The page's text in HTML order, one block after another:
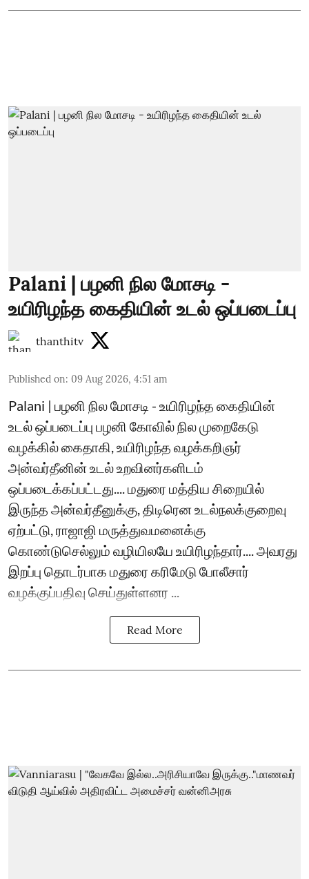
Palani | பழனி நில மோசடி -
உயிரிழந்த கைதியின் உடல் ஒப்படைப்பு
thanthitv
Published on: 09 Aug 2026, 4:51 am
Palani | பழனி நில மோசடி - உயிரிழந்த கைதியின்
உடல் ஒப்படைப்பு பழனி கோவில் நில முறைகேடு
வழக்கில் கைதாகி, உயிரிழந்த வழக்கறிஞர்
அன்வர்தீனின் உடல் உறவினர்களிடம்
ஒப்படைக்கப்பட்டது.... மதுரை மத்திய சிறையில்
இருந்த அன்வர்தீனுக்கு, திடிரென உடல்நலக்குறைவு
ஏற்பட்டு, ராஜாஜி மருத்துவமனைக்கு
கொண்டுசெல்லும் வழியிலயே உயிரிழந்தார்.... அவரது
இறப்பு தொடர்பாக மதுரை கரிமேடு போலீசார்
வழக்குப்பதிவு செய்துள்ளனர ...
Read More